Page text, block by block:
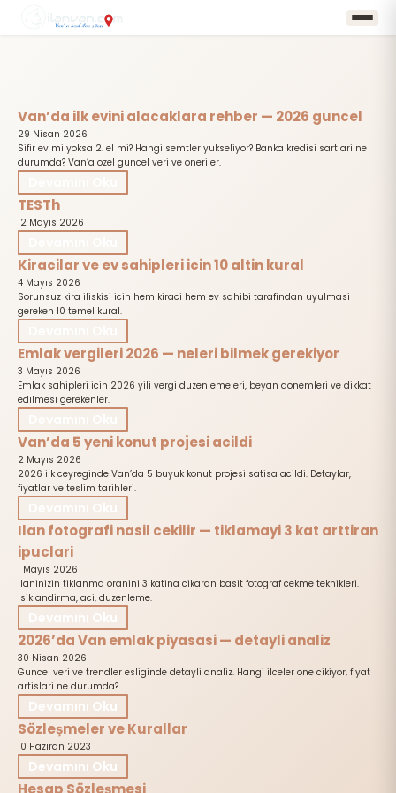
Van’da ilk evini alacaklara rehber — 2026 guncel
29 Nisan 2026
Sifir ev mi yoksa 2. el mi? Hangi semtler yukseliyor? Banka kredisi sartlari ne
durumda? Van’a ozel guncel veri ve oneriler.
TESTh
12 Mayıs 2026
Kiracilar ve ev sahipleri icin 10 altin kural
4 Mayıs 2026
Sorunsuz kira iliskisi icin hem kiraci hem ev sahibi tarafindan uyulmasi
gereken 10 temel kural.
Emlak vergileri 2026 — neleri bilmek gerekiyor
3 Mayıs 2026
Emlak sahipleri icin 2026 yili vergi duzenlemeleri, beyan donemleri ve dikkat
edilmesi gerekenler.
Van’da 5 yeni konut projesi acildi
2 Mayıs 2026
2026 ilk ceyreginde Van’da 5 buyuk konut projesi satisa acildi. Detaylar,
fiyatlar ve teslim tarihleri.
Ilan fotografi nasil cekilir — tiklamayi 3 kat arttiran
ipuclari
1 Mayıs 2026
Ilaninizin tiklanma oranini 3 katina cikaran basit fotograf cekme teknikleri.
Isiklandirma, aci, duzenleme.
Devamını Oku
2026’da Van emlak piyasasi — detayli analiz
30 Nisan 2026
Guncel veri ve trendler esliginde detayli analiz. Hangi ilceler one cikiyor, fiyat
artislari ne durumda?
Devamını Oku
Sözleşmeler ve Kurallar
10 Haziran 2023
Devamını Oku
Hesap Sözleşmesi